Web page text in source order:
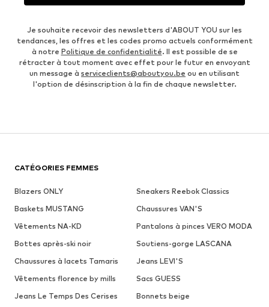
Je souhaite recevoir des newsletters d'ABOUT YOU sur les
tendances, les offres et les codes promo actuels conformément
à notre Politique de confidentialité. Il est possible de se
rétracter à tout moment avec effet pour le futur en envoyant
un message à serviceclients@aboutyou.be ou en utilisant
l'option de désinscription à la fin de chaque newsletter.
CATÉGORIES FEMMES
Blazers ONLY
Sneakers Reebok Classics
Baskets MUSTANG
Chaussures VAN'S
Vêtements NA-KD
Pantalons à pinces VERO MODA
Bottes après-ski noir
Soutiens-gorge LASCANA
Chaussures à lacets Tamaris
Jeans LEVI'S
Vêtements florence by mills
Sacs GUESS
Jeans Le Temps Des Cerises
Bonnets beige